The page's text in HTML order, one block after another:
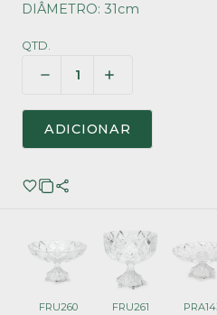
DIÂMETRO: 31cm
QTD.
ADICIONAR
FRU260 FRU261